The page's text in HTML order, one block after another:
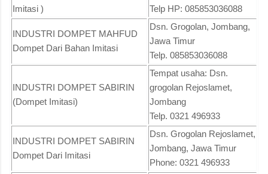
Imitasi )
Telp HP: 085853036088
INDUSTRI DOMPET MAHFUD
Dompet Dari Bahan Imitasi
Dsn. Grogolan, Jombang,
Jawa Timur
Telp. 085853036088
INDUSTRI DOMPET SABIRIN
(Dompet Imitasi)
Tempat usaha: Dsn.
grogolan Rejoslamet,
Jombang
Telp. 0321 496933
INDUSTRI DOMPET SABIRIN
Dompet Dari Imitasi
Dsn. Grogolan Rejoslamet,
Jombang, Jawa Timur
Phone: 0321 496933